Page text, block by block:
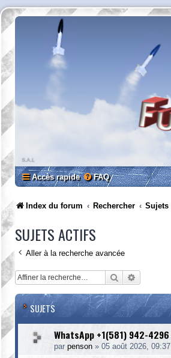
Accès rapide FAQ
Index du forum Rechercher Sujets
SUJETS ACTIFS
Aller à la recherche avancée
Rechercher
SUJETS
WhatsApp +1(581) 942-
par penson » 05 août 2026, 09:37